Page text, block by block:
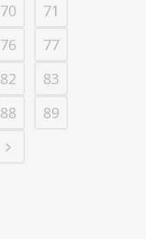
70
71
76
77
82
83
88
89